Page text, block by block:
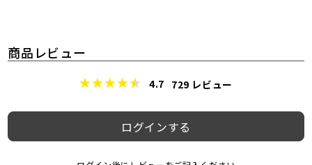
商品レビュー
4.7 729 レビュー
ログインする